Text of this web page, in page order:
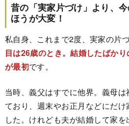
昔の「実家片づけ」より、
ほうが大変！
私自身、これまで2度、実家の片
目は26歳のとき。結婚したばか
が最初です。
当時、義父はすでに他界。義母
ており、週末やお正月などにだけ
した。けれども夫が結婚して家